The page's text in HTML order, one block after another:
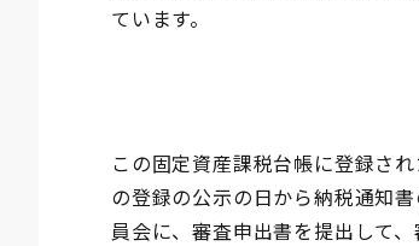
ています。
この固定資産課税台帳に登録さ
の登録の公示の日から納税通知
員会に、審査申出書を提出して